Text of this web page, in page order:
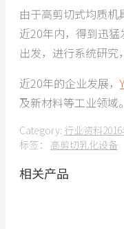
由于高剪切式均质
近20年内，得到迅
出发，进行系统研
近20年的企业发展，
及新材料等工业领域。
Category: 行业资料
标签： 高剪切乳化设备
相关产品